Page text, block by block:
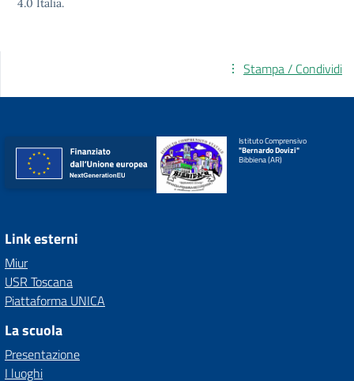
4.0 Italia.
Stampa / Condividi
Istituto Comprensivo
"Bernardo Dovizi"
Bibbiena (AR)
Link esterni
Miur
USR Toscana
Piattaforma UNICA
La scuola
Presentazione
I luoghi